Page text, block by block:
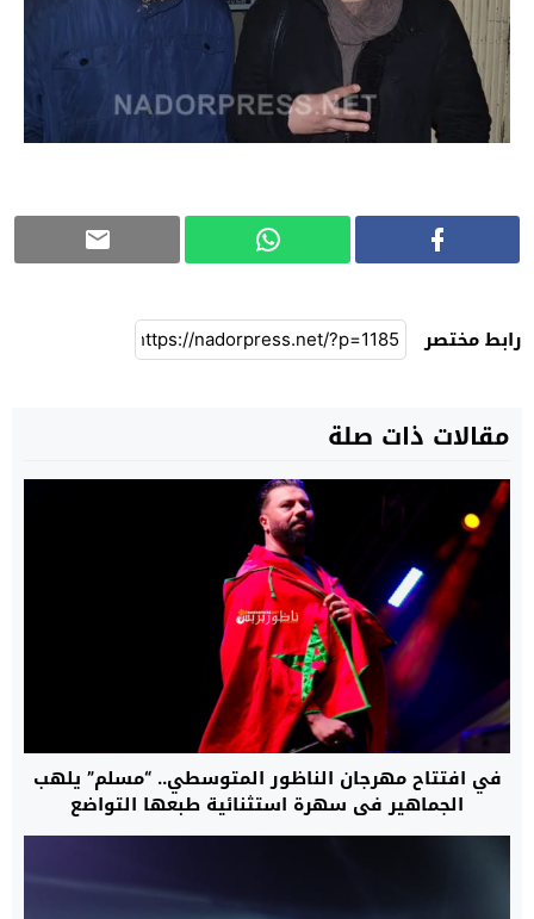
رابط مختصر
مقالات ذات صلة
في افتتاح مهرجان الناظور المتوسطي.. “مسلم” يلهب
الجماهير في سهرة استثنائية طبعها التواضع
والإنسانية